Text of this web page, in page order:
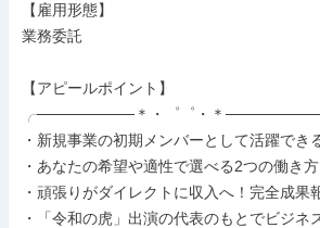
【雇用形態】
業務委託
【アピールポイント】
╭─────────＊・゜゜・＊
・新規事業の初期メンバーとして活躍でき
・あなたの希望や適性で選べる2つの働き方
・頑張りがダイレクトに収入へ！完全成果
・「令和の虎」出演の代表のもとでビジネ